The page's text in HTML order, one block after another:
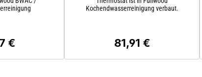
Preis:
€
Kochendwasserreinigung verbaut.
Regulärer Preis:
81,91 €